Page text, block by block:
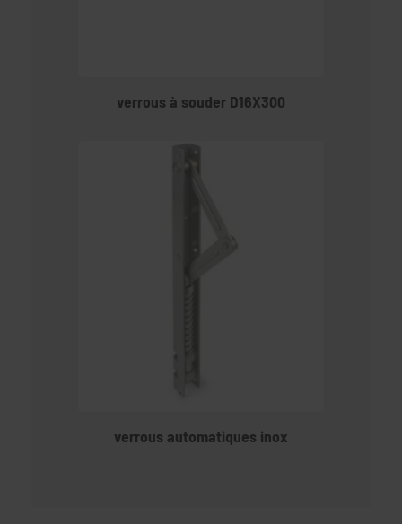
verrous à souder D16X300
verrous automatiques inox